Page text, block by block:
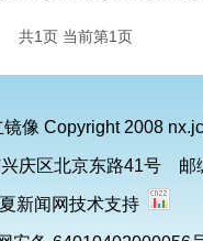
共1页 当前第1页
像 Copyright 2008
庆区北京东路41号 邮
新闻网技术支持